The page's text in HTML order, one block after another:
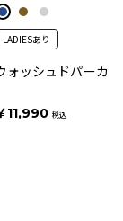
LADIESあり
ォッシュドパーカ
11,990 税込